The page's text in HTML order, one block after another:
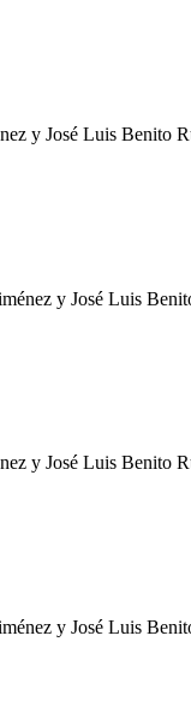
y José Luis Benito
y José Luis
y José Luis Benito
y José Luis